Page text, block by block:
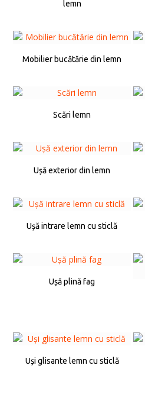
lemn
Mobilier bucătărie din lemn
Scări lemn
Ușă exterior din lemn
Ușă intrare lemn cu sticlă
Ușă plină fag
Uși glisante lemn cu sticlă